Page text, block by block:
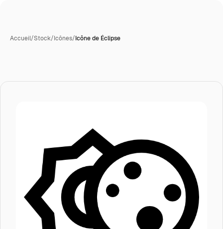
Accueil/Stock/Icônes/Icône de Éclipse